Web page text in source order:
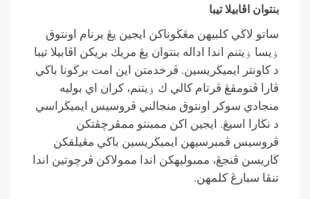
بنتوان اڤابيلا تيبا
ساتو لاڬي كلبيهن مڠڬوناكن ايجين يڠ برنام اونتوق
ۏيسا ۏيتنم اندا اداله بنتوان يڠ مريك بريكن اڤابيلا تيبا
د كاونتر ايميڬريسين. ڤرخدمتن اين امت برڬونا باڬي
ڤارا ڤنومڤڠ ڤرتام كالي ك ۏيتنم، كران اي بوليه
منجادي سوكر اونتوق منجالني ڤروسيس ايميڬراسي
د نڬارا اسيڠ. ايجين اكن ممبنتو ممڤرچڤتكن
ڤروسيس ڤمبرسيهن ايميڬريسين باڬي مڠيلقكن
ڬاريسن ڤنجڠ، ممبوليهكن اندا ممولاكن ڤرچوتين اندا
تنڤا سبارڠ كلمهن.